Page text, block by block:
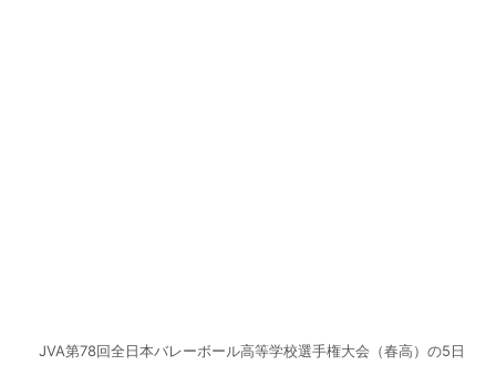
JVA第78回全日本バレーボール高等学校選手権大会（春高）の5日